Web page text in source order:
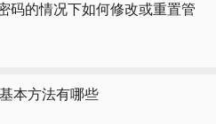
码的情况下如何修改或重置管
本方法有哪些